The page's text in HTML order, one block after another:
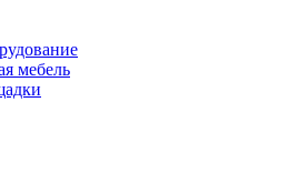
мебель